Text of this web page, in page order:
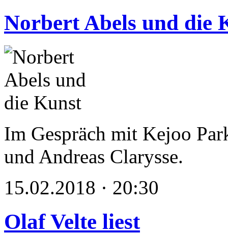
Norbert Abels und die
Im Gespräch mit Kejoo
und Andreas Clarysse.
15.02.2018 · 20:30
Olaf Velte liest